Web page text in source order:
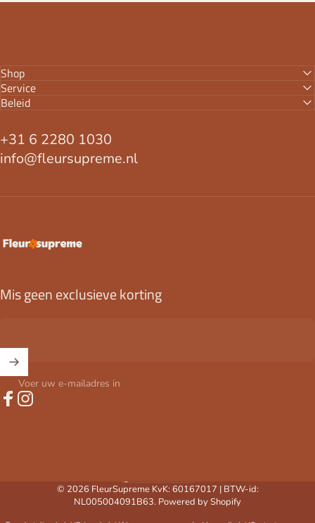
Shop
Service
Beleid
+31 6 2280 1030
info@fleursupreme.nl
FleurSupreme
Mis geen exclusieve korting
Voer uw e-mailadres in
© 2026 FleurSupreme KvK: 60167017 | BTW-id:
NL005004091B63. Powered by Shopify
Land/regio